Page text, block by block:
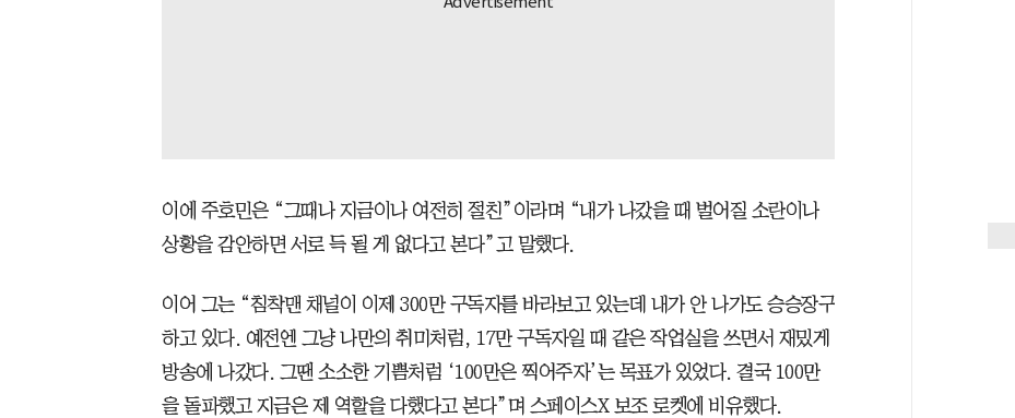
이에 주호민은 “그때나 지금이나 여전히 절친”이라며 “내가 나갔을 때 벌어질 소란이나
상황을 감안하면 서로 득 될 게 없다고 본다”고 말했다.
이어 그는 “침착맨 채널이 이제 300만 구독자를 바라보고 있는데 내가 안 나가도 승승장구
하고 있다. 예전엔 그냥 나만의 취미처럼, 17만 구독자일 때 같은 작업실을 쓰면서 재밌게
방송에 나갔다. 그땐 소소한 기쁨처럼 ‘100만은 찍어주자’는 목표가 있었다. 결국 100만
을 돌파했고 지금은 제 역할을 다했다고 본다”며 스페이스X 보조 로켓에 비유했다.